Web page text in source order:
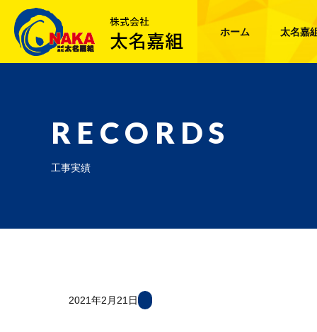
ホーム 太名嘉
RECORDS
工事実績
2021年2月21日